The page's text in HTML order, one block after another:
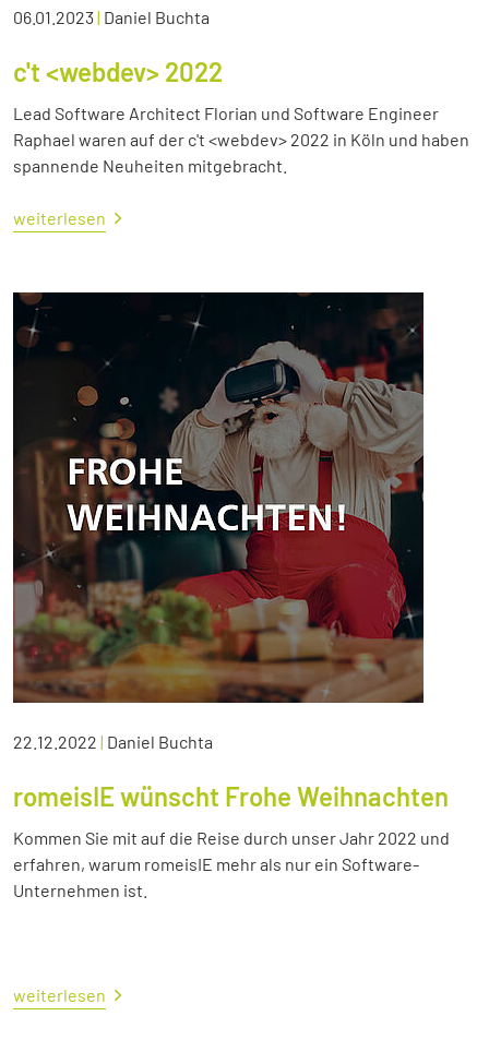
06.01.2023| Daniel Buchta
c't <webdev> 2022
Lead Software Architect Florian und Software Engineer
Raphael waren auf der c't <webdev> 2022 in Köln und haben
spannende Neuheiten mitgebracht.
weiterlesen
22.12.2022 | Daniel Buchta
romeisIE wünscht Frohe Weihnachten
Kommen Sie mit auf die Reise durch unser Jahr 2022 und
erfahren, warum romeisIE mehr als nur ein Software-
Unternehmen ist.
weiterlesen